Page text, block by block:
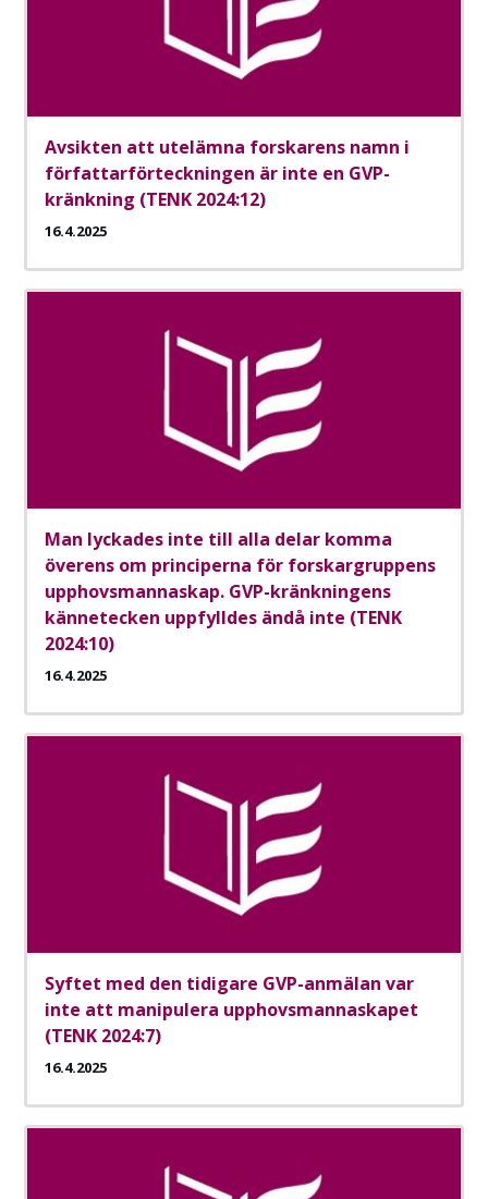
Avsikten att utelämna forskarens namn i
författarförteckningen är inte en GVP-
kränkning (TENK 2024:12)
16.4.2025
Man lyckades inte till alla delar komma
överens om principerna för forskargruppens
upphovsmannaskap. GVP-kränkningens
kännetecken uppfylldes ändå inte (TENK
2024:10)
16.4.2025
Syftet med den tidigare GVP-anmälan var
inte att manipulera upphovsmannaskapet
(TENK 2024:7)
16.4.2025